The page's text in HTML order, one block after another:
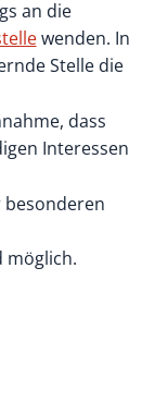
an die
wenden. In
Stelle die
dass
Interessen
besonderen
möglich.